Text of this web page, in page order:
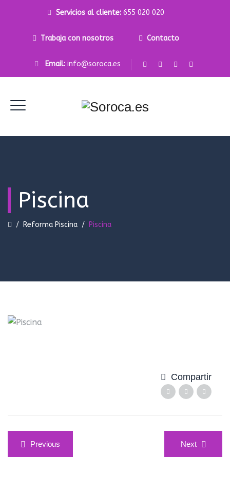
Servicios al cliente:655 020 020
Trabaja con nosotros Contacto
Email: info@soroca.es
Piscina
/ Reforma Piscina / Piscina
Compartir
Navegación
de
Previous Next